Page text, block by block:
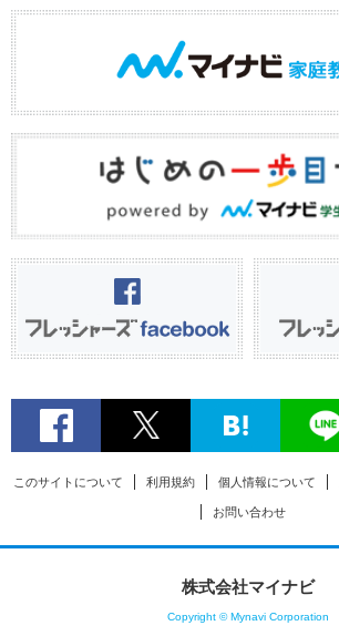
このサイトについて 利用規約 個人情報について
お問い合わせ
株式会社マイナビ
Copyright © Mynavi Corporation